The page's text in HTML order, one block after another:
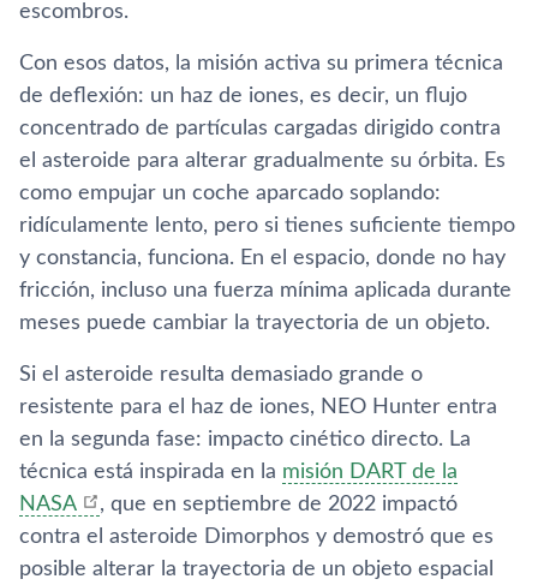
escombros.
Con esos datos, la misión activa su primera técnica
de deflexión: un haz de iones, es decir, un flujo
concentrado de partículas cargadas dirigido contra
el asteroide para alterar gradualmente su órbita. Es
como empujar un coche aparcado soplando:
ridículamente lento, pero si tienes suficiente tiempo
y constancia, funciona. En el espacio, donde no hay
fricción, incluso una fuerza mínima aplicada durante
meses puede cambiar la trayectoria de un objeto.
Si el asteroide resulta demasiado grande o
resistente para el haz de iones, NEO Hunter entra
en la segunda fase: impacto cinético directo. La
técnica está inspirada en la misión DART de la
NASA
, que en septiembre de 2022 impactó
contra el asteroide Dimorphos y demostró que es
posible alterar la trayectoria de un objeto espacial